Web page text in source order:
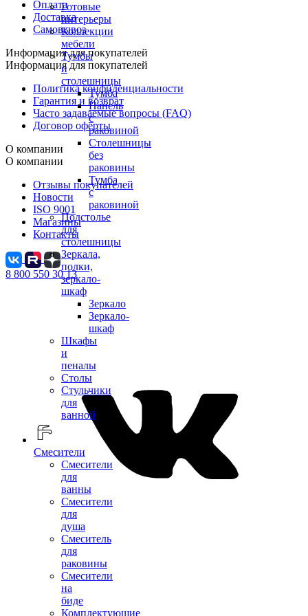
Готовые
интерьеры
Коллекции
мебели
Тумбы
и
столешницы
Тумба
Панель
с
раковиной
Столешницы
без
раковины
Тумба
с
раковиной
Подстолье
для
столешницы
Зеркала,
полки,
зеркало-
шкаф
Зеркало
Зеркало-
шкаф
Шкафы
и
пеналы
Столы
Стульчики
для
ванной
Смесители
Смесители
для
ванны
Смесители
для
душа
Смеситель
для
раковины
Смесители
на
биде
Комплектующие
Оплата
Доставка
Самовывоз
Информация для покупателей
Информация для покупателей
Политика конфиденциальности
Гарантия и возврат
Часто задаваемые вопросы (FAQ)
Договор оферты
О компании
О компании
Отзывы покупателей
Новости
ISO 9001
Магазины
Контакты
8 800 550 30 13